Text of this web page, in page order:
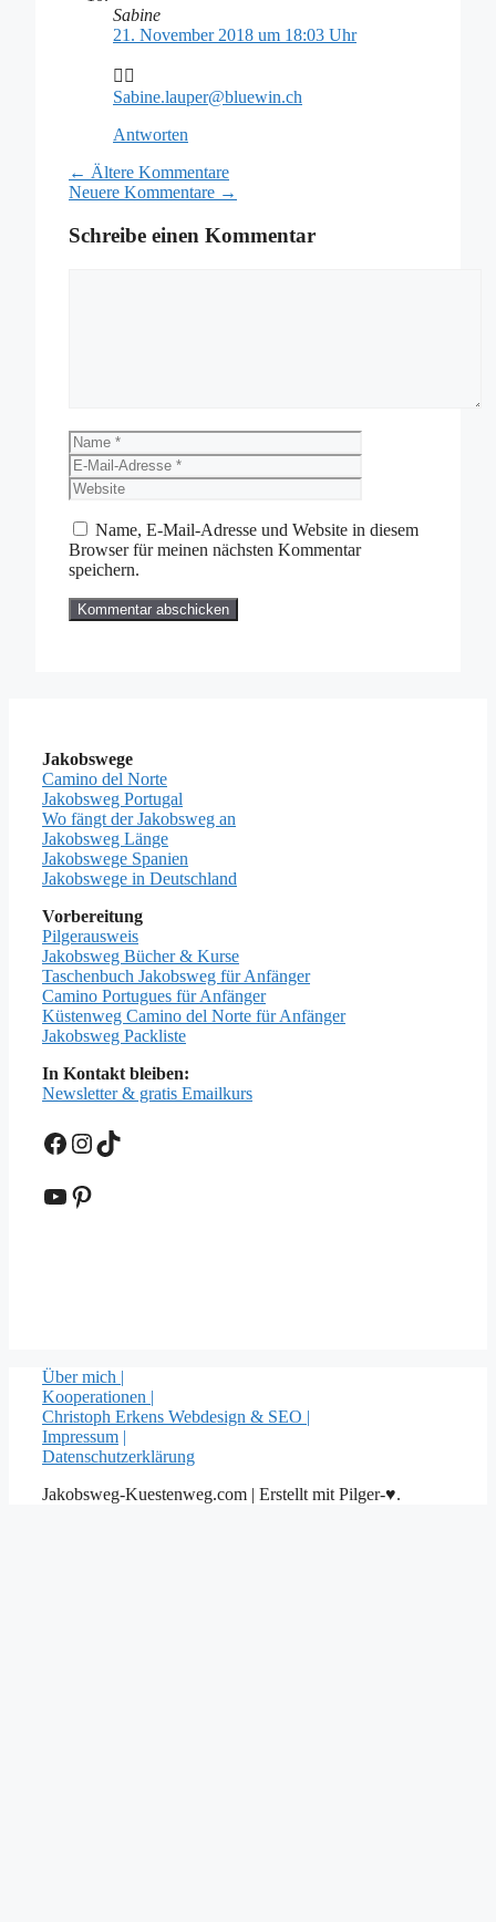
Sabine
21. November 2018 um 18:03 Uhr
👍🏻
Sabine.lauper@bluewin.ch
Antworten
Kommentar-
Navigation
← Ältere Kommentare
Neuere Kommentare →
Schreibe einen Kommentar
Name
Mail-
Adresse
Name, E-Mail-Adresse und Website in diesem
Browser für meinen nächsten Kommentar
speichern.
Jakobswege
Camino del Norte
Jakobsweg Portugal
Wo fängt der Jakobsweg an
Jakobsweg Länge
Jakobswege Spanien
Jakobswege in Deutschland
Vorbereitung
Pilgerausweis
Jakobsweg Bücher & Kurse
Taschenbuch Jakobsweg für Anfänger
Camino Portugues für Anfänger
Küstenweg Camino del Norte für Anfänger
Jakobsweg Packliste
In Kontakt bleiben:
Newsletter & gratis Emailkurs
Facebook
Instagram
TikTok
YouTube
Pinterest
Über mich |
Kooperationen |
Christoph Erkens Webdesign & SEO |
Impressum |
Datenschutzerklärung
Jakobsweg-Kuestenweg.com | Erstellt mit Pilger-♥.